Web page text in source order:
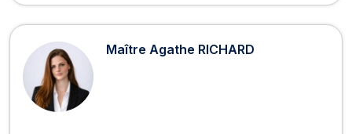
Maître Agathe RICHARD